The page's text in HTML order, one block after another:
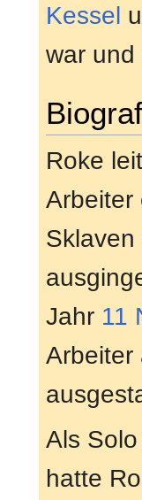
Kessel
war und
Roke
Arbeiter
Jahr 11
Arbeiter
Als
hatte